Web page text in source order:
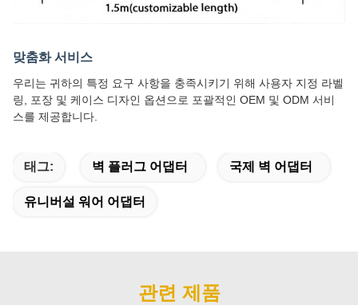
맞춤화 서비스
우리는 귀하의 특정 요구 사항을 충족시키기 위해 사용자 지정 라벨
링, 포장 및 케이스 디자인 옵션으로 포괄적인 OEM 및 ODM 서비
스를 제공합니다.
태그: 벽 플러그 어댑터 국제 벽 어댑터
유니버설 워어 어댑터
관련 제품